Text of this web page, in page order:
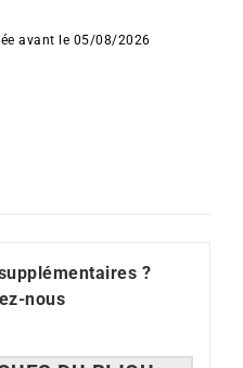
avant le 05/08/2026
?
nous